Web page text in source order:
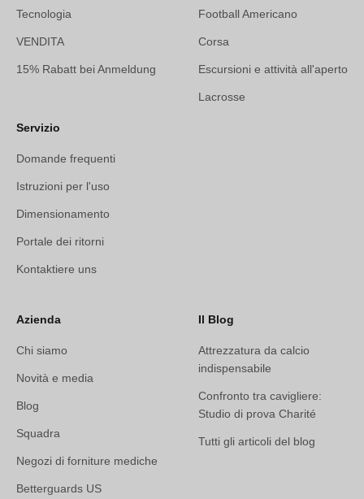
Tecnologia
VENDITA
15% Rabatt bei Anmeldung
Servizio
Domande frequenti
Istruzioni per l'uso
Dimensionamento
Portale dei ritorni
Kontaktiere uns
Football Americano
Corsa
Escursioni e attività all'aperto
Lacrosse
Azienda
Chi siamo
Novità e media
Blog
Squadra
Negozi di forniture mediche
Betterguards US
Il Blog
Attrezzatura da calcio
indispensabile
Confronto tra cavigliere:
Studio di prova Charité
Tutti gli articoli del blog